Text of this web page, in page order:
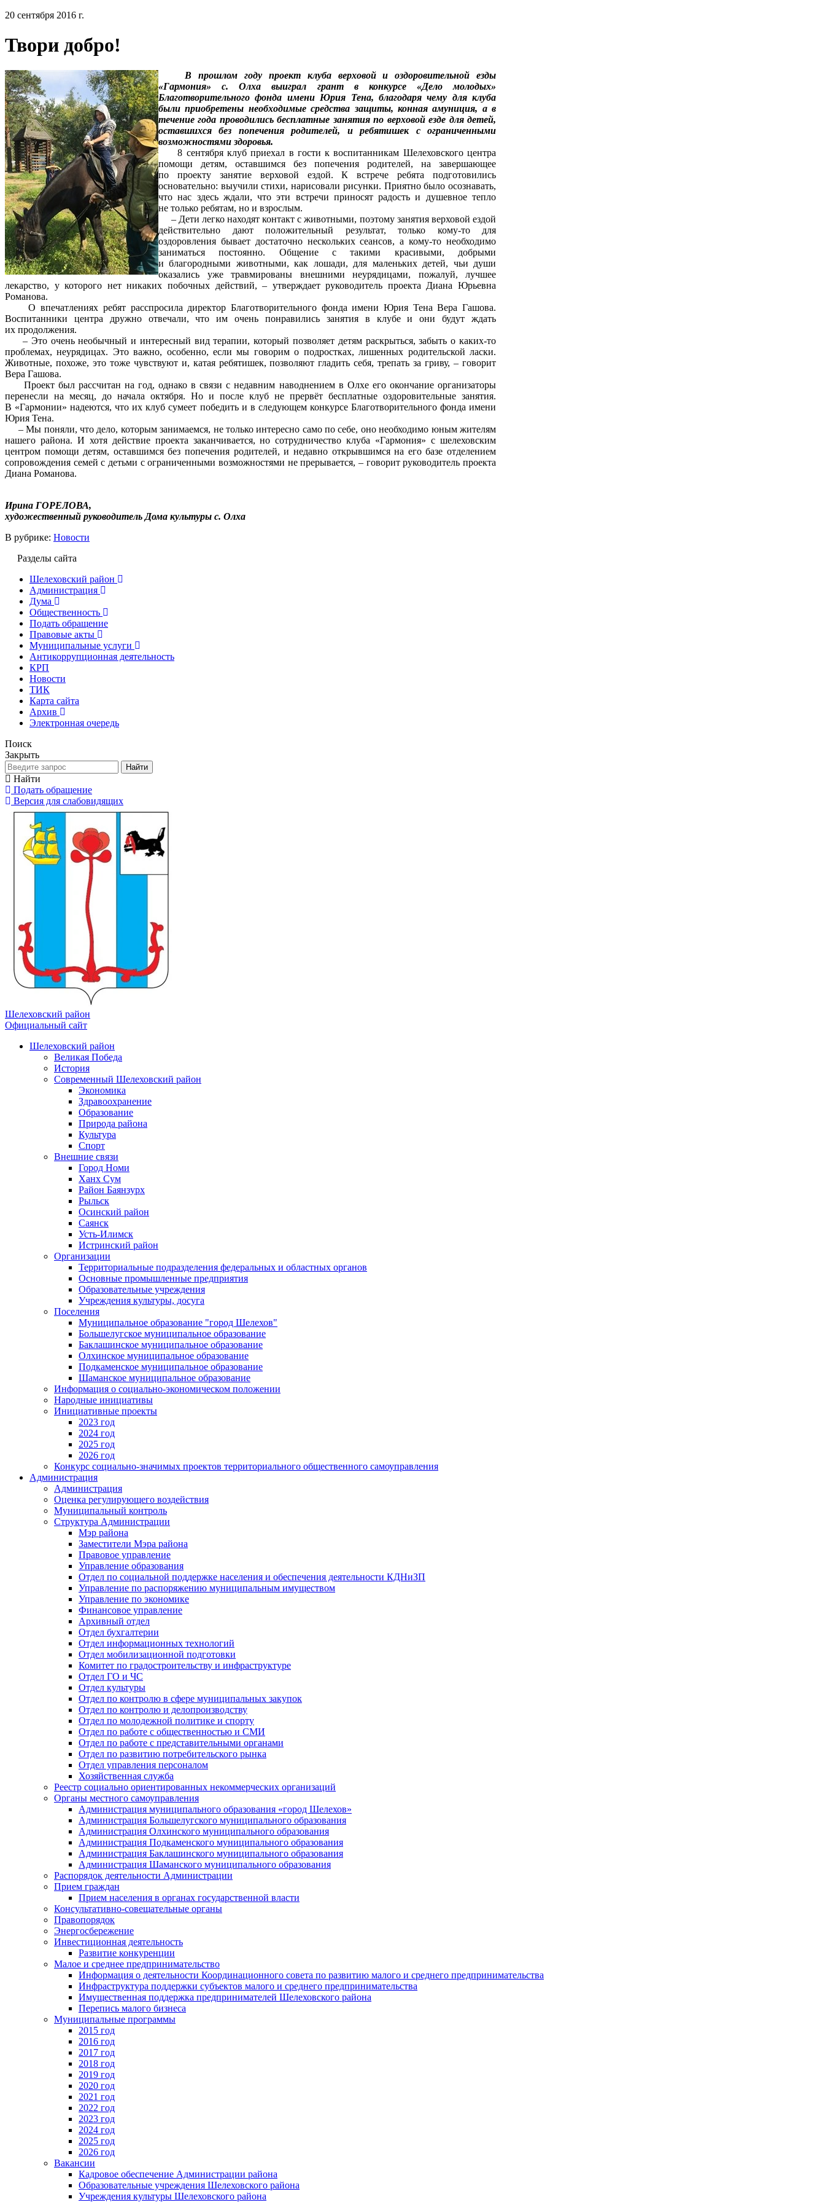
20 сентября 2016 г.
Твори добро!
В прошлом году проект клуба верховой и оздоровительной езды
«Гармония» с. Олха выиграл грант в конкурсе «Дело молодых»
Благотворительного фонда имени Юрия Тена, благодаря чему для клуба
были приобретены необходимые средства защиты, конная амуниция, а в
течение года проводились бесплатные занятия по верховой езде для детей,
оставшихся без попечения родителей, и ребятишек с ограниченными
возможностями здоровья.
8 сентября клуб приехал в гости к воспитанникам Шелеховского центра
помощи детям, оставшимся без попечения родителей, на завершающее
по проекту занятие верховой ездой. К встрече ребята подготовились
основательно: выучили стихи, нарисовали рисунки. Приятно было осознавать,
что нас здесь ждали, что эти встречи приносят радость и душевное тепло
не только ребятам, но и взрослым.
– Дети легко находят контакт с животными, поэтому занятия верховой ездой
действительно дают положительный результат, только кому-то для
оздоровления бывает достаточно нескольких сеансов, а кому-то необходимо
заниматься постоянно. Общение с такими красивыми, добрыми
и благородными животными, как лошади, для маленьких детей, чьи души
оказались уже травмированы внешними неурядицами, пожалуй, лучшее
лекарство, у которого нет никаких побочных действий, – утверждает руководитель проекта Диана Юрьевна
Романова.
О впечатлениях ребят расспросила директор Благотворительного фонда имени Юрия Тена Вера Гашова.
Воспитанники центра дружно отвечали, что им очень понравились занятия в клубе и они будут ждать
их продолжения.
– Это очень необычный и интересный вид терапии, который позволяет детям раскрыться, забыть о каких-то
проблемах, неурядицах. Это важно, особенно, если мы говорим о подростках, лишенных родительской ласки.
Животные, похоже, это тоже чувствуют и, катая ребятишек, позволяют гладить себя, трепать за гриву, – говорит
Вера Гашова.
Проект был рассчитан на год, однако в связи с недавним наводнением в Олхе его окончание организаторы
перенесли на месяц, до начала октября. Но и после клуб не прервёт бесплатные оздоровительные занятия.
В «Гармонии» надеются, что их клуб сумеет победить и в следующем конкурсе Благотворительного фонда имени
Юрия Тена.
– Мы поняли, что дело, которым занимаемся, не только интересно само по себе, оно необходимо юным жителям
нашего района. И хотя действие проекта заканчивается, но сотрудничество клуба «Гармония» с шелеховским
центром помощи детям, оставшимся без попечения родителей, и недавно открывшимся на его базе отделением
сопровождения семей с детьми с ограниченными возможностями не прерывается, – говорит руководитель проекта
Диана Романова.
Ирина ГОРЕЛОВА,
художественный руководитель Дома культуры с. Олха
В рубрике: Новости
Разделы сайта
Шелеховский район
Администрация
Дума
Общественность
Подать обращение
Правовые акты
Муниципальные услуги
Антикоррупционная деятельность
КРП
Новости
ТИК
Карта сайта
Архив
Электронная очередь
Поиск
Закрыть
Найти
Найти
Подать обращение
Версия для слабовидящих
Шелеховский район
Официальный сайт
Шелеховский район
Великая Победа
История
Современный Шелеховский район
Экономика
Здравоохранение
Образование
Природа района
Культура
Спорт
Внешние связи
Город Номи
Ханх Сум
Район Баянзурх
Рыльск
Осинский район
Саянск
Усть-Илимск
Истринский район
Организации
Территориальные подразделения федеральных и областных органов
Основные промышленные предприятия
Образовательные учреждения
Учреждения культуры, досуга
Поселения
Муниципальное образование "город Шелехов"
Большелугское муниципальное образование
Баклашинское муниципальное образование
Олхинское муниципальное образование
Подкаменское муниципальное образование
Шаманское муниципальное образование
Информация о социально-экономическом положении
Народные инициативы
Инициативные проекты
2023 год
2024 год
2025 год
2026 год
Конкурс социально-значимых проектов территориального общественного самоуправления
Администрация
Администрация
Оценка регулирующего воздействия
Муниципальный контроль
Структура Администрации
Мэр района
Заместители Мэра района
Правовое управление
Управление образования
Отдел по социальной поддержке населения и обеспечения деятельности КДНиЗП
Управление по распоряжению муниципальным имуществом
Управление по экономике
Финансовое управление
Архивный отдел
Отдел бухгалтерии
Отдел информационных технологий
Отдел мобилизационной подготовки
Комитет по градостроительству и инфраструктуре
Отдел ГО и ЧС
Отдел культуры
Отдел по контролю в сфере муниципальных закупок
Отдел по контролю и делопроизводству
Отдел по молодежной политике и спорту
Отдел по работе с общественностью и СМИ
Отдел по работе с представительными органами
Отдел по развитию потребительского рынка
Отдел управления персоналом
Хозяйственная служба
Реестр социально ориентированных некоммерческих организаций
Органы местного самоуправления
Администрация муниципального образования «город Шелехов»
Администрация Большелугского муниципального образования
Администрация Олхинского муниципального образования
Администрация Подкаменского муниципального образования
Администрация Баклашинского муниципального образования
Администрация Шаманского муниципального образования
Распорядок деятельности Администрации
Прием граждан
Прием населения в органах государственной власти
Консультативно-совещательные органы
Правопорядок
Энергосбережение
Инвестиционная деятельность
Развитие конкуренции
Малое и среднее предпринимательство
Информация о деятельности Координационного совета по развитию малого и среднего предпринимательства
Инфраструктура поддержки субъектов малого и среднего предпринимательства
Имущественная поддержка предпринимателей Шелеховского района
Перепись малого бизнеса
Муниципальные программы
2015 год
2016 год
2017 год
2018 год
2019 год
2020 год
2021 год
2022 год
2023 год
2024 год
2025 год
2026 год
Вакансии
Кадровое обеспечение Администрации района
Образовательные учреждения Шелеховского района
Учреждения культуры Шелеховского района